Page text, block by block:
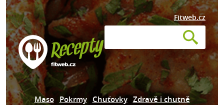
Fitweb.cz
Maso Pokrmy Chuťovky Zdravě i chutně